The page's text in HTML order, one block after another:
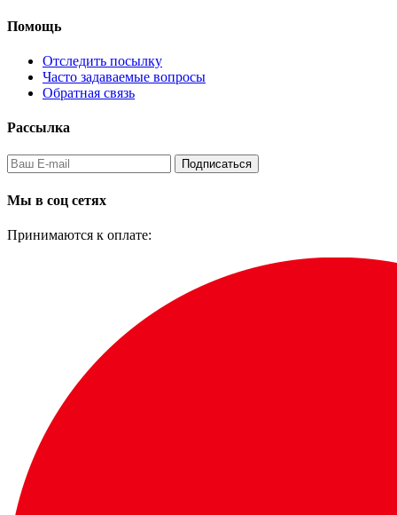
Помощь
Отследить посылку
Часто задаваемые вопросы
Обратная связь
Рассылка
Подписаться
Мы в соц сетях
Принимаются к оплате: